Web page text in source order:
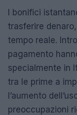
I bonifici
trasferire
tempo reale.
pagamento
specialmente in
tra le prime a
l’aumento
preoccupazioni